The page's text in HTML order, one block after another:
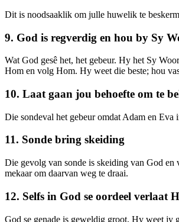
Dit is noodsaaklik om julle huwelik te
9. God is regverdig en hou by Sy
Wat God gesê het, het gebeur. Hy het Sy
Hom en volg Hom. Hy weet die beste; hou
10. Laat gaan jou behoefte om te
Die sondeval het gebeur omdat Adam en Eva
11. Sonde bring skeiding
Die gevolg van sonde is skeiding van God en
mekaar om daarvan weg te draai.
12. Selfs in God se oordeel verlaat
God se genade is geweldig groot. Hy weet jy